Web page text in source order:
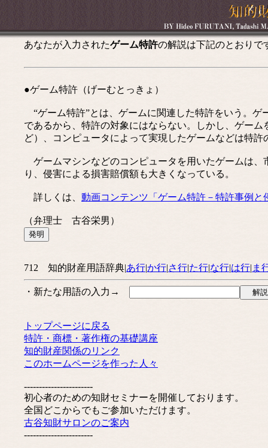
あなたが入力されたゲーム特許の解説は下記のとおりで
●ゲーム特許（げーむとっきょ）
“ゲーム特許”とは、ゲームに関連した特許をいう。ゲ
であるから、特許の対象にはならない。しかし、ゲー
ど）、コンピュータによって実現したゲームなどは特許
ゲームマシンなどのコンピュータを用いたゲームは、
り、侵害による損害賠償額も大きくなっている。
詳しくは、 動画コンテンツ「ゲーム特許－特許事例と
（弁理士 古谷栄男）
712 知的財産用語辞典|あ行|か行|さ行|た行|な行|は行| ま
・新たな用語の入力→
トップページに戻る
特許・商標・著作権の基礎講座
知的財産関係のリンク
このホームページを作った人々
-----------------------
初心者のための知財セミナーを開催しております。
全国どこからでもご参加いただけます。
古谷知財サロンのご案内
-----------------------